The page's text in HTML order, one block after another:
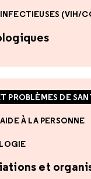
(VIH/
PROBLÈMES DE
À LA PERSONNE
et